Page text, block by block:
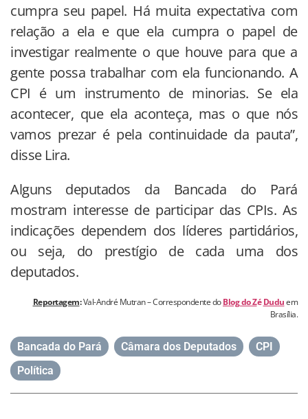
cumpra seu papel. Há muita expectativa com
relação a ela e que ela cumpra o papel de
investigar realmente o que houve para que a
gente possa trabalhar com ela funcionando. A
CPI é um instrumento de minorias. Se ela
acontecer, que ela aconteça, mas o que nós
vamos prezar é pela continuidade da pauta”,
disse Lira.
Alguns deputados da Bancada do Pará
mostram interesse de participar das CPIs. As
indicações dependem dos líderes partidários,
ou seja, do prestígio de cada uma dos
deputados.
Reportagem:Val-André Mutran – Correspondente doBlog do ZéDuduem
Brasília.
Bancada do Pará Câmara dos Deputados CPI
Política